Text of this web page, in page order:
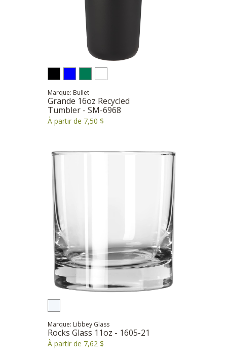
Marque: Bullet
Grande 16oz Recycled
Tumbler - SM-6968
À partir de 7,50 $
Marque: Libbey Glass
Rocks Glass 11oz - 1605-21
À partir de 7,62 $